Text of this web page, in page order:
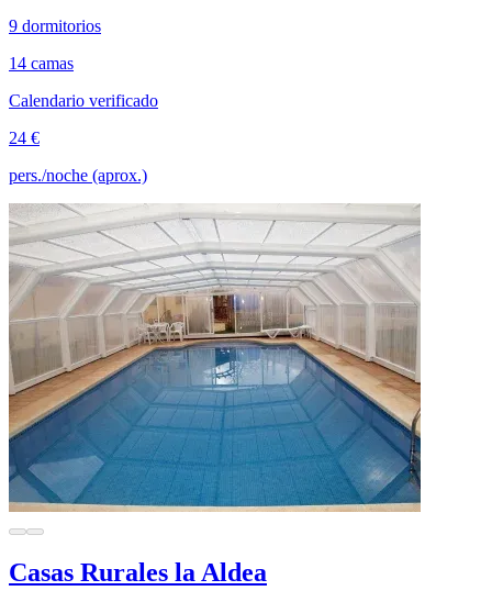
9 dormitorios
14 camas
Calendario verificado
24 €
pers./noche (aprox.)
Casas Rurales la Aldea